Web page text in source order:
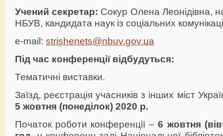
Учений секретар: Сокур Олена Леонідівна,
НБУВ, кандидата наук із соціальних
e-mail: strishenets@nbuv.gov.ua
Під час конференції відбудуться:
Тематичні виставки.
Заїзд, реєстрація учасників з інших міст
5 жовтня (понеділок) 2020 р.
Початок роботи конференції –6 жовтня